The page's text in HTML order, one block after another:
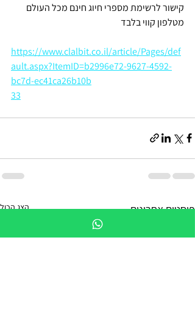
קישור לרשימת מספרי חיוג חינם מכל העולם
מטלפון קווי בלבד
https://www.clalbit.co.il/article/Pages/def
ault.aspx?ItemID=b2996e72-9627-4592-
bc7d-ec41ca26b10b
33
פוסטים אחרונים הצג הכול